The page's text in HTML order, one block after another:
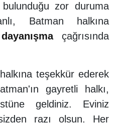
zor duruma
Batman halkına
dayanışmaçağrısında
teşekkür ederek
gayretli halkı,
geldiniz. Eviniz
razı olsun. Her